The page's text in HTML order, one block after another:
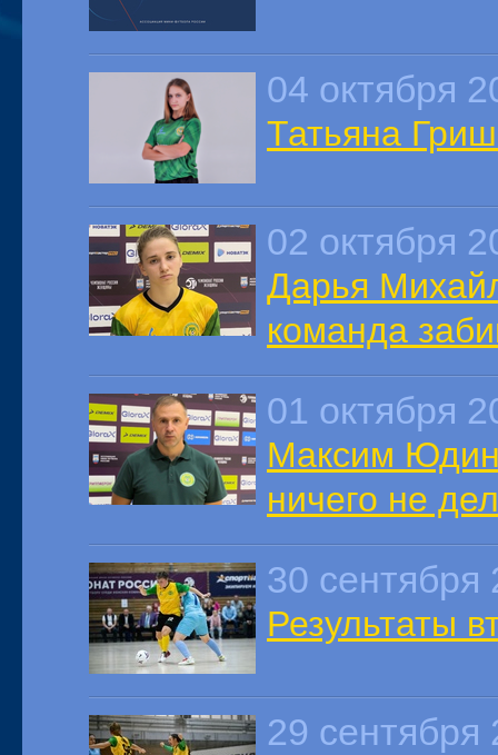
04 октября
Татьяна
02 октября
Дарья
команда
01 октября
Максим
ничего не
30 сентября
Результаты
29 сентября